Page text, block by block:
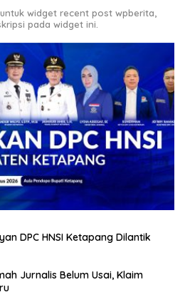
widget recent post wpberita,
pada widget ini.
DPC HNSI Ketapang Dilantik
Jurnalis Belum Usai, Klaim